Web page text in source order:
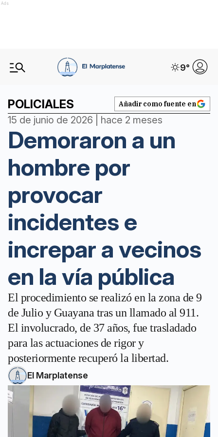
Ads
9°
POLICIALES Añadir como fuente en
15 de junio de 2026 | hace 2 meses
Demoraron a un
hombre por
provocar
incidentes e
increpar a vecinos
en la vía pública
El procedimiento se realizó en la zona de 9
de Julio y Guayana tras un llamado al 911.
El involucrado, de 37 años, fue trasladado
para las actuaciones de rigor y
posteriormente recuperó la libertad.
El Marplatense